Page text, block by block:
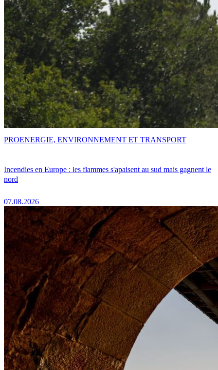
Incendies en Europe : les flammes s'apaisent au sud mais gagnent le
nord
07.08.2026
PROENERGIE, ENVIRONNEMENT ET TRANSPORT